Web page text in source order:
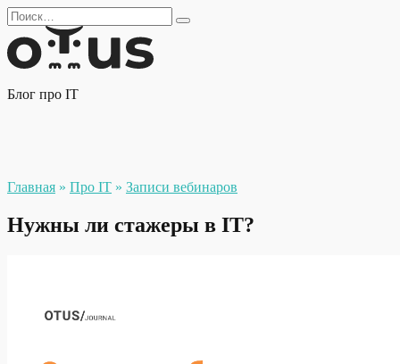
Перейти
к
содержанию
Search
for:
Блог про IT
Главная » Про IT » Записи вебинаров
Нужны ли стажеры в IT?